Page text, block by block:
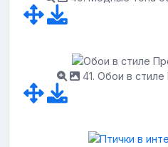
41. Обои в